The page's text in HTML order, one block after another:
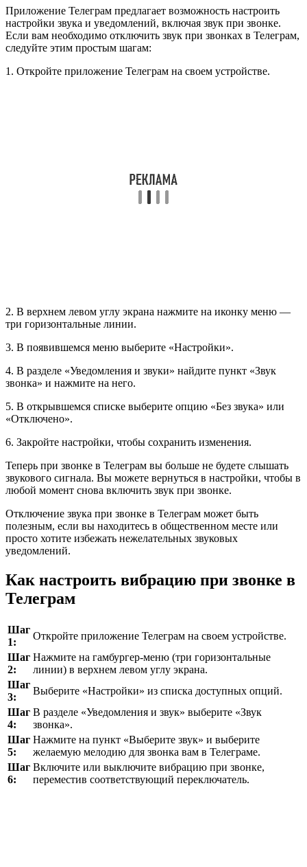
Приложение Телеграм предлагает возможность настроить
настройки звука и уведомлений, включая звук при звонке.
Если вам необходимо отключить звук при звонках в Телеграм,
следуйте этим простым шагам:
1. Откройте приложение Телеграм на своем устройстве.
2. В верхнем левом углу экрана нажмите на иконку меню —
три горизонтальные линии.
3. В появившемся меню выберите «Настройки».
4. В разделе «Уведомления и звуки» найдите пункт «Звук
звонка» и нажмите на него.
5. В открывшемся списке выберите опцию «Без звука» или
«Отключено».
6. Закройте настройки, чтобы сохранить изменения.
Теперь при звонке в Телеграм вы больше не будете слышать
звукового сигнала. Вы можете вернуться в настройки, чтобы в
любой момент снова включить звук при звонке.
Отключение звука при звонке в Телеграм может быть
полезным, если вы находитесь в общественном месте или
просто хотите избежать нежелательных звуковых
уведомлений.
Как настроить вибрацию при звонке в
Телеграм
Шаг
1:
Откройте приложение Телеграм на своем устройстве.
Шаг
2:
Нажмите на гамбургер-меню (три горизонтальные
линии) в верхнем левом углу экрана.
Шаг
3:
Выберите «Настройки» из списка доступных опций.
Шаг
4:
В разделе «Уведомления и звук» выберите «Звук
звонка».
Шаг
5:
Нажмите на пункт «Выберите звук» и выберите
желаемую мелодию для звонка вам в Телеграме.
Шаг
6:
Включите или выключите вибрацию при звонке,
переместив соответствующий переключатель.